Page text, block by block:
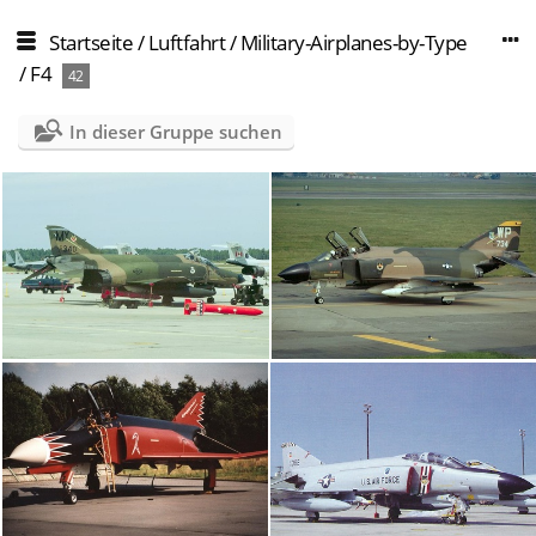
Startseite/Luftfahrt/Military-Airplanes-by-Type
/F4 42
In dieser Gruppe suchen